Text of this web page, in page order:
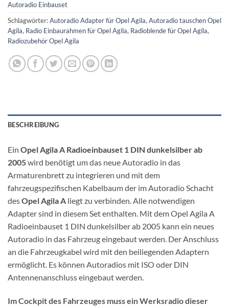
Autoradio Einbauset
Schlagwörter:Autoradio Adapter für Opel Agila, Autoradio tauschen Opel
Agila, Radio Einbaurahmen für Opel Agila, Radioblende für Opel Agila,
Radiozubehör Opel Agila
BESCHREIBUNG
Ein Opel Agila A Radioeinbauset 1 DIN dunkelsilber ab
2005wird benötigt um das neue Autoradio in das
Armaturenbrett zu integrieren und mit dem
fahrzeugspezifischen Kabelbaum der im Autoradio Schacht
desOpel Agila A liegt zu verbinden. Alle notwendigen
Adapter sind in diesem Set enthalten. Mit dem Opel Agila A
Radioeinbauset 1 DIN dunkelsilber ab 2005 kann ein neues
Autoradio in das Fahrzeug eingebaut werden. Der Anschluss
an die Fahrzeugkabel wird mit den beiliegenden Adaptern
ermöglicht. Es können Autoradios mit ISO oder DIN
Antennenanschluss eingebaut werden.
Im Cockpit des Fahrzeuges muss ein Werksradio dieser